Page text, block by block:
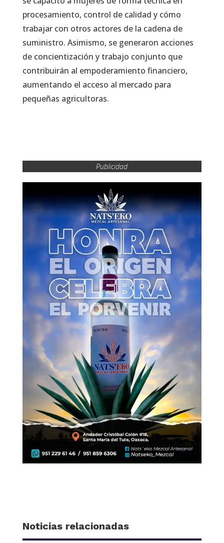
procesamiento, control de calidad y cómo
trabajar con otros actores de la cadena de
suministro. Asimismo, se generaron acciones
de concientización y trabajo conjunto que
contribuirán al empoderamiento financiero,
aumentando el acceso al mercado para
pequeñas agricultoras.
Publicidad
Noticias relacionadas